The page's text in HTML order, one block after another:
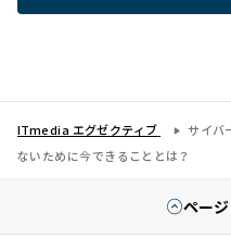
ITmedia エグゼクティブ
サイバ
ないために今できることとは？
ペー